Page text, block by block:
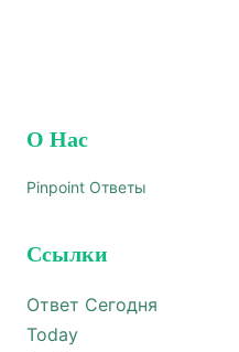
О Нас
Pinpoint Ответы
Ссылки
Ответ Сегодня
Today